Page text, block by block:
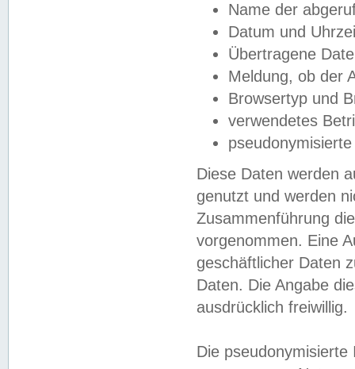
Name der
Datum und
Übertragene
Meldung, ob der
Browsertyp und
verwendetes
Diese Daten werden
genutzt und werden
Zusammenführung
vorgenommen. Eine
geschäftlicher Daten
Daten. Die Angabe
ausdrücklich freiwillig.
Die